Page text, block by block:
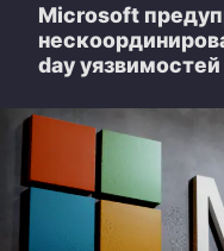
Microsoft
day уязвимостей